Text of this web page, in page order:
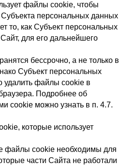
файлы cookie, чтобы
персональных данных
то, как Субъект персональных
для его дальнейшего
бессрочно, а не только в
Субъект персональных
удалить файлы cookie в
Подробнее об
cookie можно узнать в п. 4.7.
которые использует
файлы cookie необходимы для
части Сайта не работали